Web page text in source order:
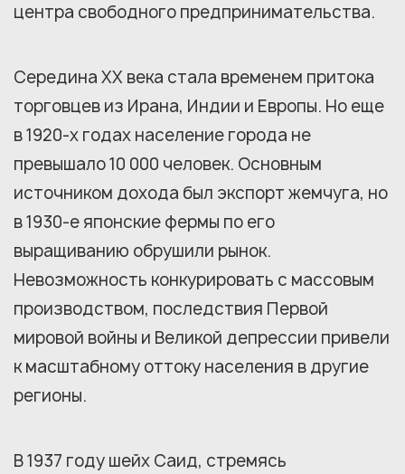
центра свободного предпринимательства.
Середина XX века стала временем притока
торговцев из Ирана, Индии и Европы. Но еще
в 1920-х годах население города не
превышало 10 000 человек. Основным
источником дохода был экспорт жемчуга, но
в 1930-е японские фермы по его
выращиванию обрушили рынок.
Невозможность конкурировать с массовым
производством, последствия Первой
мировой войны и Великой депрессии привели
к масштабному оттоку населения в другие
регионы.
В 1937 году шейх Саид, стремясь